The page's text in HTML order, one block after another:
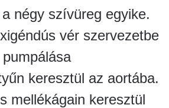
négy szívüreg egyike.
vér szervezetbe
pumpálása
keresztül az aortába.
mellékágain keresztül